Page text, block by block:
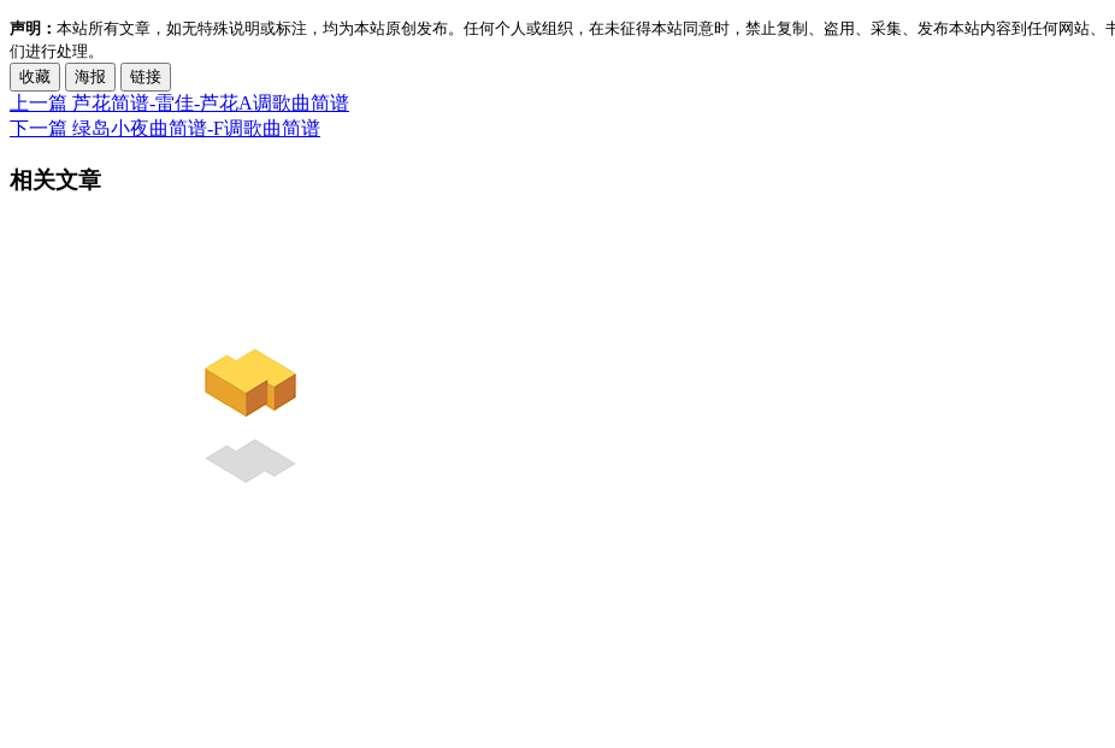
声明： 本站所有文章，如无特殊说明或标注，均为本站原创发布。任何个人或组织，在未征得本站同意时，禁止复制、盗用、采集、发布本站内容到任何网站
们进行处理。
收藏
海报 链接
上一篇 芦花简谱-雷佳-芦花A调歌曲简谱
下一篇 绿岛小夜曲简谱-F调歌曲简谱
相关文章